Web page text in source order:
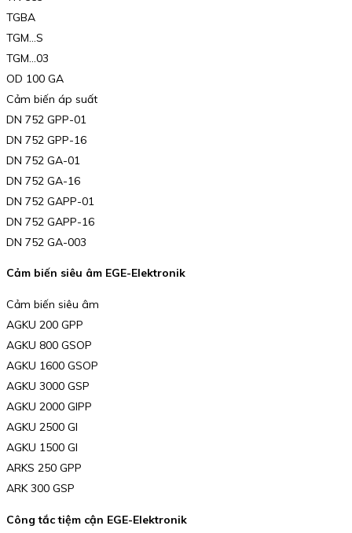
TGBA
TGM…S
TGM…03
OD 100 GA
Cảm biến áp suất
DN 752 GPP-01
DN 752 GPP-16
DN 752 GA-01
DN 752 GA-16
DN 752 GAPP-01
DN 752 GAPP-16
DN 752 GA-003
Cảm biến siêu âm EGE-Elektronik
Cảm biến siêu âm
AGKU 200 GPP
AGKU 800 GSOP
AGKU 1600 GSOP
AGKU 3000 GSP
AGKU 2000 GIPP
AGKU 2500 GI
AGKU 1500 GI
ARKS 250 GPP
ARK 300 GSP
Công tắc tiệm cận EGE-Elektronik